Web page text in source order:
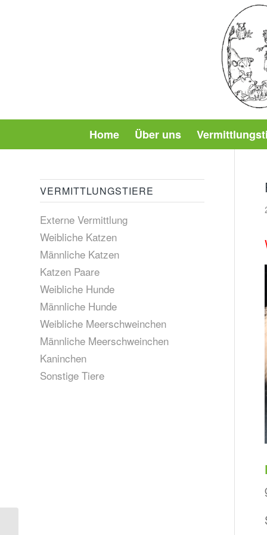
Home Über uns
VERMITTLUNGSTIERE
Externe Vermittlung
Weibliche Katzen
Männliche Katzen
Katzen Paare
Weibliche Hunde
Männliche Hunde
Weibliche Meerschweinchen
Männliche Meerschweinchen
Kaninchen
Sonstige Tiere